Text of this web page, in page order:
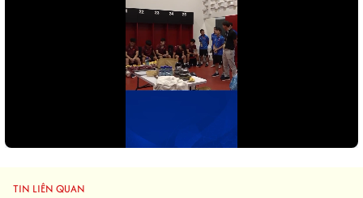
TIN LIÊN QUAN